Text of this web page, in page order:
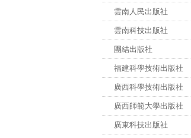
雲南人民出版社
雲南科技出版社
團結出版社
福建科學技術出版社
廣西科學技術出版社
廣西師範大學出版社
廣東科技出版社